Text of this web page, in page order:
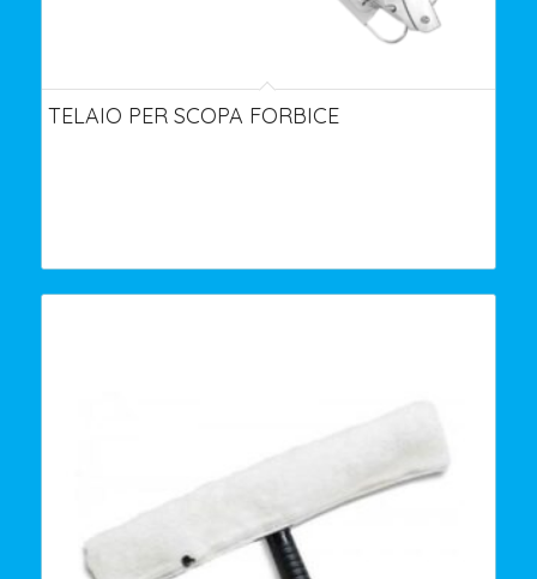
TELAIO PER SCOPA FORBICE